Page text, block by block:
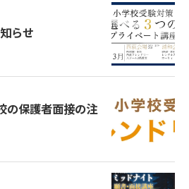
らせ
の保護者面接の注